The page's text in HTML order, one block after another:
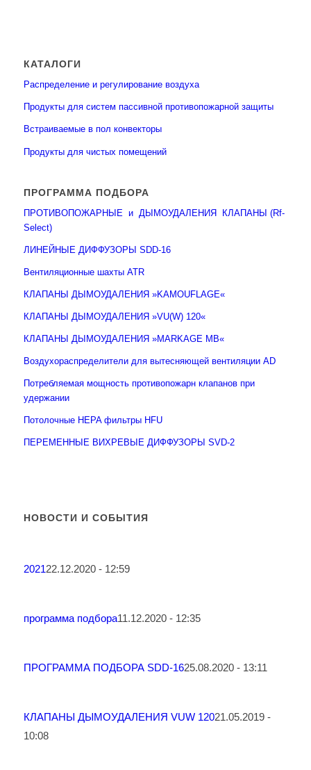
КАТАЛОГИ
Распределение и регулирование воздуха
Продукты для систем пассивной противопожарной защиты
Встраиваемые в пол конвекторы
Продукты для чистых помещений
ПРОГРАММА ПОДБОРА
ПРОТИВОПОЖАРНЫЕ и ДЫМОУДАЛЕНИЯ КЛАПАНЫ (Rf-
Select)
ЛИНЕЙНЫЕ ДИФФУЗОРЫ SDD-16
Вентиляционные шахты ATR
КЛАПАНЫ ДЫМОУДАЛЕНИЯ »KAMOUFLAGE«
КЛАПАНЫ ДЫМОУДАЛЕНИЯ »VU(W) 120«
КЛАПАНЫ ДЫМОУДАЛЕНИЯ »MARKAGE MB«
Воздухораспределители для вытесняющей вентиляции AD
Потребляемая мощность противопожарн клапанов при
удержании
Потолочные HEPA фильтры HFU
ПЕРЕМЕННЫЕ ВИХРЕВЫЕ ДИФФУЗОРЫ SVD-2
НОВОСТИ И СОБЫТИЯ
202122.12.2020 - 12:59
программа подбора11.12.2020 - 12:35
ПРОГРАММА ПОДБОРА SDD-1625.08.2020 - 13:11
КЛАПАНЫ ДЫМОУДАЛЕНИЯ VUW 12021.05.2019 -
10:08